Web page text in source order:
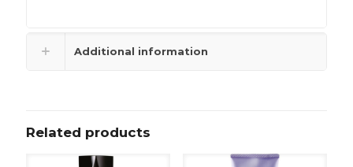
Additional information
Related products